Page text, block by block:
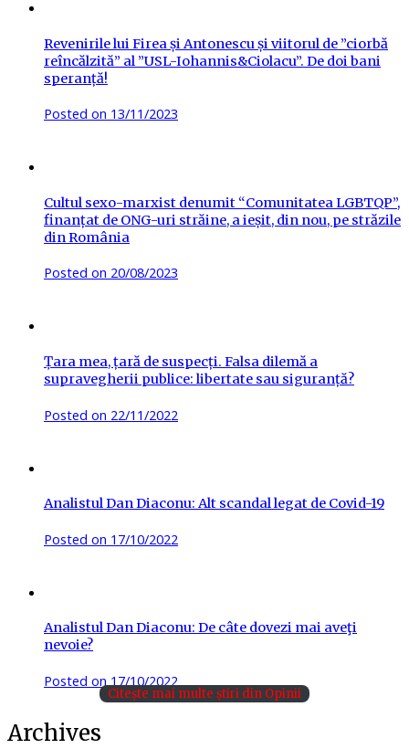
Revenirile lui Firea și Antonescu și viitorul de ”ciorbă
reîncălzită” al ”USL-Iohannis&Ciolacu”. De doi bani
speranță!
Posted on 13/11/2023
Cultul sexo-marxist denumit “Comunitatea LGBTQP”,
finanțat de ONG-uri străine, a ieșit, din nou, pe străzile
din România
Posted on 20/08/2023
Țara mea, țară de suspecți. Falsa dilemă a
supravegherii publice: libertate sau siguranță?
Posted on 22/11/2022
Analistul Dan Diaconu: Alt scandal legat de Covid-19
Posted on 17/10/2022
Analistul Dan Diaconu: De câte dovezi mai aveţi
nevoie?
Posted on 17/10/2022
Citește mai multe știri din Opinii
Archives